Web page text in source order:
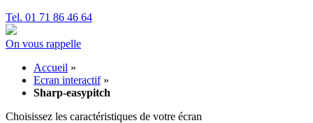
Tel. 01 71 86 46 64
On vous rappelle
Accueil »
Ecran interactif »
Sharp-easypitch
Choisissez les caractéristiques de votre écran